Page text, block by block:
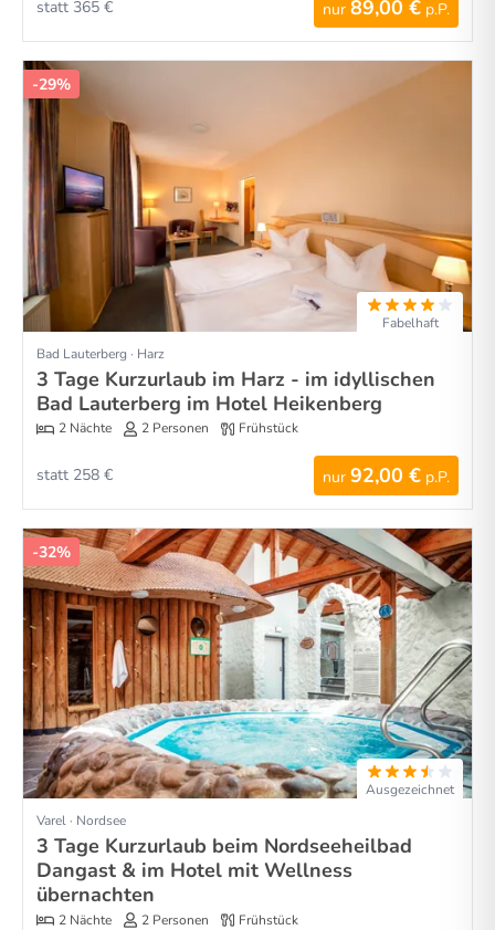
nur 89,00 € p.P.
statt 365 €
-29%
Fabelhaft
Bad Lauterberg · Harz
3 Tage Kurzurlaub im Harz - im idyllischen
Bad Lauterberg im Hotel Heikenberg
2 Nächte 2 Personen Frühstück
nur 92,00 € p.P.
statt 258 €
-32%
Ausgezeichnet
Varel · Nordsee
3 Tage Kurzurlaub beim Nordseeheilbad
Dangast & im Hotel mit Wellness
übernachten
2 Nächte 2 Personen Frühstück